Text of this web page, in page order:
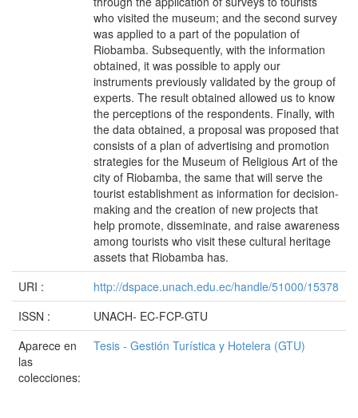
who visited the museum; and the second survey
was applied to a part of the population of
Riobamba. Subsequently, with the information
obtained, it was possible to apply our
instruments previously validated by the group of
experts. The result obtained allowed us to know
the perceptions of the respondents. Finally, with
the data obtained, a proposal was proposed that
consists of a plan of advertising and promotion
strategies for the Museum of Religious Art of the
city of Riobamba, the same that will serve the
tourist establishment as information for decision-
making and the creation of new projects that
help promote, disseminate, and raise awareness
among tourists who visit these cultural heritage
assets that Riobamba has.
URI :
http://dspace.unach.edu.ec/handle/51000/15378
ISSN :
UNACH- EC-FCP-GTU
Aparece en
las
colecciones:
Tesis - Gestión Turística y Hotelera (GTU)